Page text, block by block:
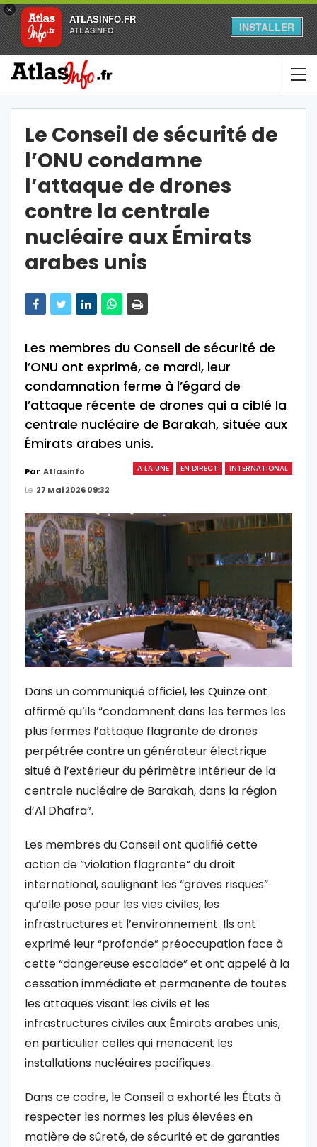
×
ATLASINFO.FR
ATLASINFO INSTALLER
Le Conseil de sécurité de
l’ONU condamne
l’attaque de drones
contre la centrale
nucléaire aux Émirats
arabes unis
Les membres du Conseil de sécurité de
l’ONU ont exprimé, ce mardi, leur
condamnation ferme à l’égard de
l’attaque récente de drones qui a ciblé la
centrale nucléaire de Barakah, située aux
Émirats arabes unis.
A LA UNE EN DIRECT INTERNATIONAL
Par Atlasinfo
Le 27 Mai 2026 09:32
Dans un communiqué officiel, les Quinze ont
affirmé qu’ils “condamnent dans les termes les
plus fermes l’attaque flagrante de drones
perpétrée contre un générateur électrique
situé à l’extérieur du périmètre intérieur de la
centrale nucléaire de Barakah, dans la région
d’Al Dhafra”.
Les membres du Conseil ont qualifié cette
action de “violation flagrante” du droit
international, soulignant les “graves risques”
qu’elle pose pour les vies civiles, les
infrastructures et l’environnement. Ils ont
exprimé leur “profonde” préoccupation face à
cette “dangereuse escalade” et ont appelé à la
cessation immédiate et permanente de toutes
les attaques visant les civils et les
infrastructures civiles aux Émirats arabes unis,
en particulier celles qui menacent les
installations nucléaires pacifiques.
Dans ce cadre, le Conseil a exhorté les États à
respecter les normes les plus élevées en
matière de sûreté, de sécurité et de garanties